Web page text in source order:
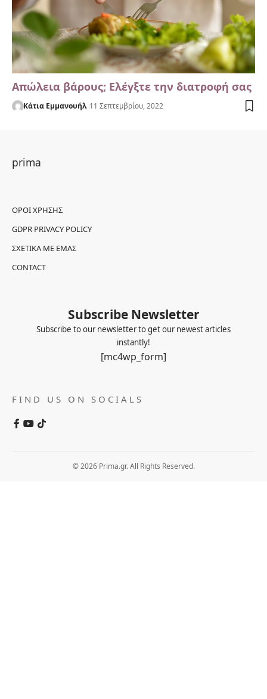
Απώλεια βάρους; Ελέγξτε την διατροφή σας
Κάτια Εμμανουήλ 11 Σεπτεμβρίου, 2022
prima
ΌΡΟΙ ΧΡΉΣΗΣ
GDPR PRIVACY POLICY
ΣΧΕΤΙΚΆ ΜΕ ΕΜΆΣ
CONTACT
Subscribe Newsletter
Subscribe to our newsletter to get our newest articles
instantly!
[mc4wp_form]
FIND US ON SOCIALS
© 2026 Prima.gr. All Rights Reserved.